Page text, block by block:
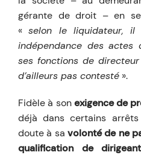
gérante de droit – en
«selon le liquidateur, il
indépendance des actes
ses fonctions de directeur
d’ailleurs pas contesté ».
Fidèle à sonexigence de
déjà dans certains arrêts
doute à sa volonté de ne
qualification de